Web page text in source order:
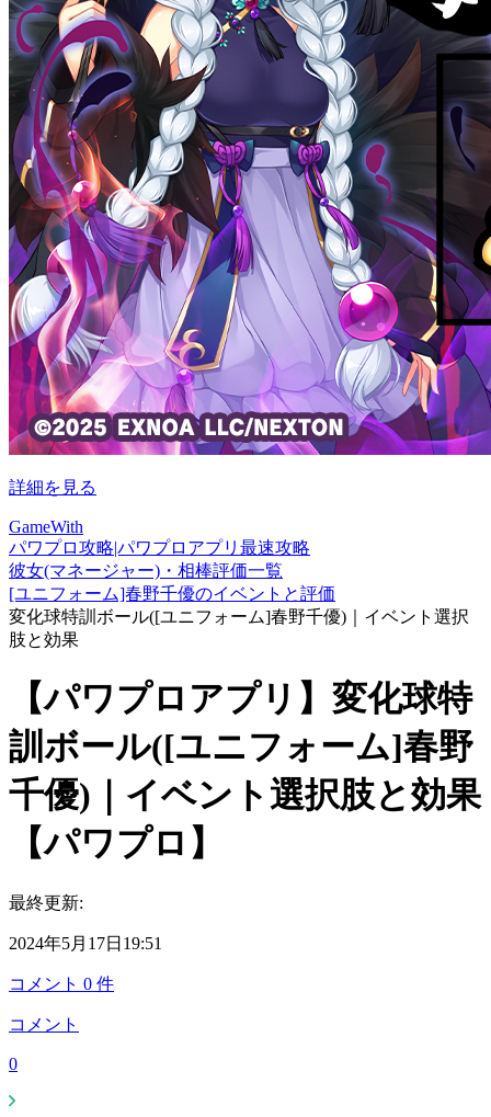
詳細を見る
GameWith
パワプロ攻略|パワプロアプリ最速攻略
彼女(マネージャー)・相棒評価一覧
[ユニフォーム]春野千優のイベントと評価
変化球特訓ボール([ユニフォーム]春野千優)｜イベント選択
肢と効果
【パワプロアプリ】変化球特
訓ボール([ユニフォーム]春野
千優)｜イベント選択肢と効果
【パワプロ】
最終更新:
2024年5月17日19:51
コメント 0 件
コメント
0